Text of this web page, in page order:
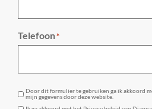
Telefoon*
Door dit formulier te gebruiken ga ik akkoord
mijn gegevens door deze website.